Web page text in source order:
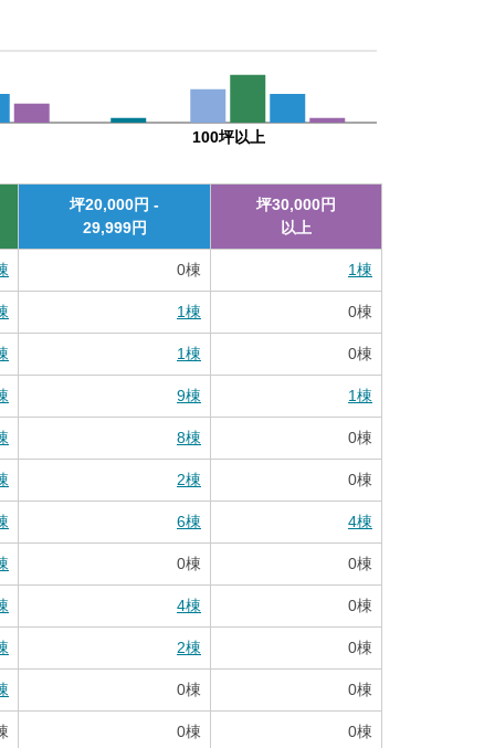
100坪以上
坪20,000円 -
29,999円
坪30,000円
以上
0棟 1棟
1棟 0棟
1棟 0棟
9棟 1棟
8棟 0棟
2棟 0棟
6棟 4棟
0棟 0棟
4棟 0棟
2棟 0棟
0棟 0棟
0棟 0棟